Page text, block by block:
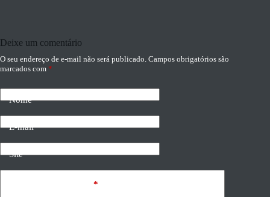
Deixe um comentário
O seu endereço de e-mail não será publicado. Campos obrigatórios são
marcados com *
Nome
E-mail
Site
*